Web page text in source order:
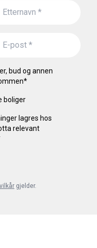
bud og annen
*
boliger
lagres hos
relevant
vilkår gjelder.